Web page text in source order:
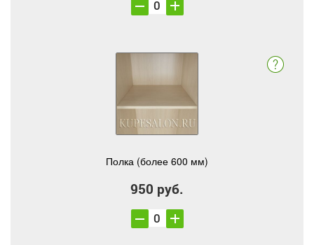
Полка (более 600 мм)
950 руб.